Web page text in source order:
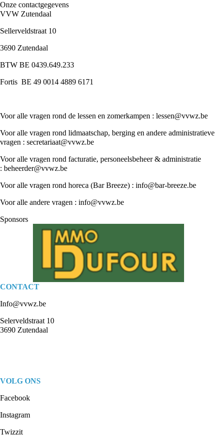
Onze contactgegevens
VVW Zutendaal
Sellerveldstraat 10
3690 Zutendaal
BTW BE 0439.649.233
Fortis BE 49 0014 4889 6171
Voor alle vragen rond de lessen en zomerkampen : lessen@vvwz.be
Voor alle vragen rond lidmaatschap, berging en andere administratieve
vragen : secretariaat@vvwz.be
Voor alle vragen rond facturatie, personeelsbeheer & administratie
: beheerder@vvwz.be
Voor alle vragen rond horeca (Bar Breeze) : info@bar-breeze.be
Voor alle andere vragen : info@vvwz.be
Sponsors
CONTACT
Info@vvwz.be
Selerveldstraat 10
3690 Zutendaal
VOLG ONS
Facebook
Instagram
Twizzit